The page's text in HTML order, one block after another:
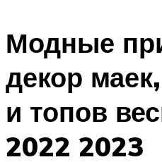
Модные
декор
и топов
2022 2023